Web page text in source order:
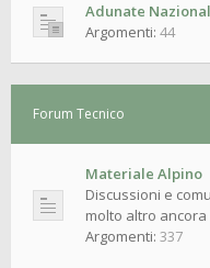
Adunate
Argomenti: 44
Forum Tecnico
Materiale Alpino
Discussioni e
molto altro ancora
Argomenti: 337